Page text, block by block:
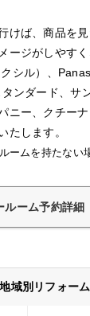
けば、商品を
ージがしやすく
シル）、
ンダード、サ
ニー、クチー
たします。
ームを持たない
ルーム予約詳細
域別リフォー